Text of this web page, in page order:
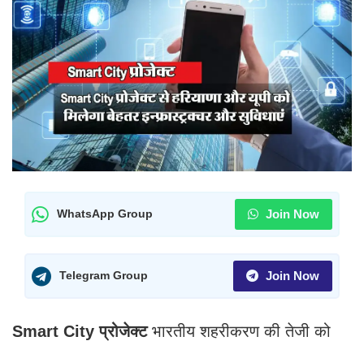
WhatsApp Group Join Now
Telegram Group Join Now
Smart City प्रोजेक्टभारतीय शहरीकरण की तेजी को